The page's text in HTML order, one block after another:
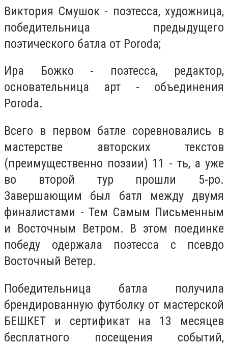
Виктория Смушок - поэтесса, художница,
победительница предыдущего
поэтического батла от Porodа;
Ира Божко - поэтесса, редактор,
основательница арт - объединения
Poroda.
Всего в первом батле соревновались в
мастерстве авторских текстов
(преимущественно поэзии) 11 - ть, а уже
во второй тур прошли 5-ро.
Завершающим был батл между двумя
финалистами - Тем Самым Письменным
и Восточным Ветром. В этом поединке
победу одержала поэтесса с псевдо
Восточный Ветер.
Победительница батла получила
брендированную футболку от мастерской
БЕШКЕТ и сертификат на 13 месяцев
бесплатного посещения событий,